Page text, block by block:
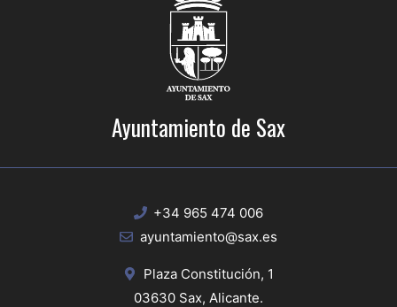
Ayuntamiento de Sax
+34 965 474 006
ayuntamiento@sax.es
Plaza Constitución, 1
03630 Sax, Alicante.